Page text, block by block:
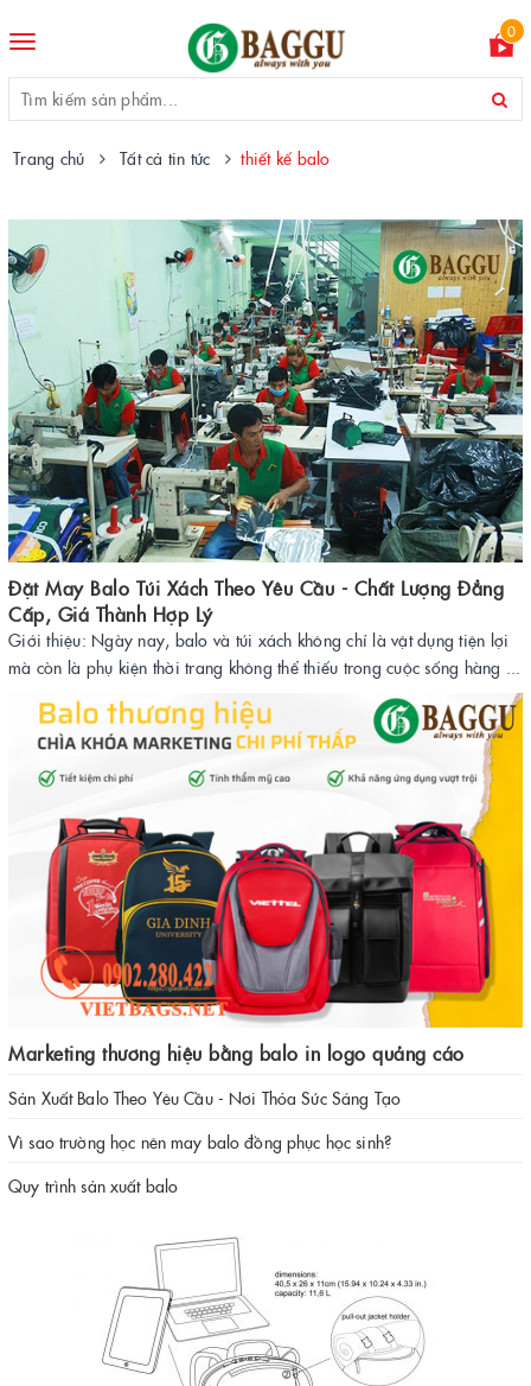
Toggle
0
Trang chủ Tất cả tin tức thiết kế balo
Đặt May Balo Túi Xách Theo Yêu Cầu - Chất Lượng Đẳng
Cấp, Giá Thành Hợp Lý
Giới thiệu: Ngày nay, balo và túi xách không chỉ là vật dụng tiện lợi
mà còn là phụ kiện thời trang không thể thiếu trong cuộc sống hàng ...
Marketing thương hiệu bằng balo in logo quảng cáo
Sản Xuất Balo Theo Yêu Cầu - Nơi Thỏa Sức Sáng Tạo
Vì sao trường học nên may balo đồng phục học sinh?
Quy trình sản xuất balo